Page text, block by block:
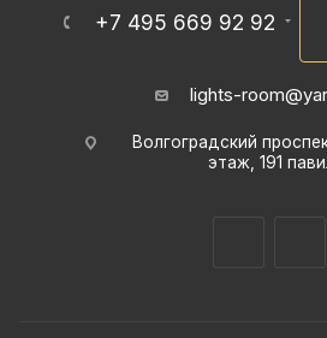
+7 495 669 92 92
lights-
Волгоградский
этаж, 191